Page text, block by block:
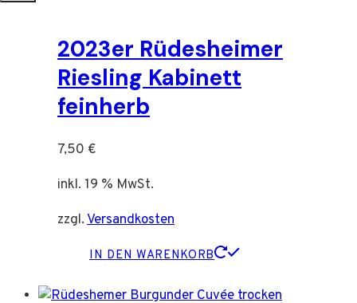
2023er Rüdesheimer
Riesling Kabinett
feinherb
7,50 €
inkl. 19 % MwSt.
zzgl.Versandkosten
IN DEN WARENKORB